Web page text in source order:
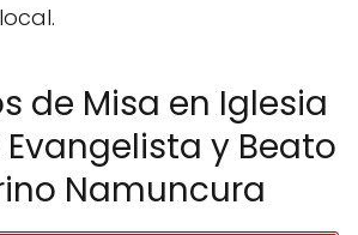
de Misa en Iglesia
y Beato
Namuncura